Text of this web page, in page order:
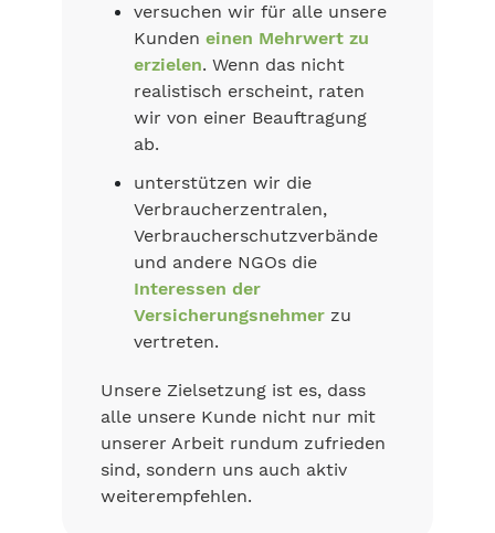
versuchen wir für alle unsere
Kunden einen Mehrwert zu
erzielen. Wenn das nicht
realistisch erscheint, raten
wir von einer Beauftragung
ab.
unterstützen wir die
Verbraucherzentralen,
Verbraucherschutzverbände
und andere NGOs die
Interessen der
Versicherungsnehmerzu
vertreten.
Unsere Zielsetzung ist es, dass
alle unsere Kunde nicht nur mit
unserer Arbeit rundum zufrieden
sind, sondern uns auch aktiv
weiterempfehlen.